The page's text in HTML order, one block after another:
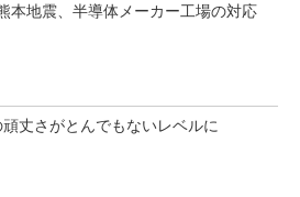
本地震、半導体メーカー工場の対応
丈さがとんでもないレベルに